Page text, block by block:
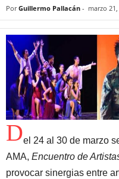
Por Guillermo Pallacán - marzo
Del 24 al 30 de marzo
AMA, Encuentro de
provocar sinergias entre